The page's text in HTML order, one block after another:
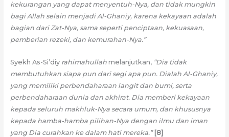
kekurangan yang dapat menyentuh-Nya, dan tidak mungkin
bagi Allah selain menjadi Al-Ghaniy, karena kekayaan adalah
bagian dari Zat-Nya, sama seperti penciptaan, kekuasaan,
pemberian rezeki, dan kemurahan-Nya.”
Syekh As-Si’diy rahimahullahmelanjutkan, “Dia tidak
membutuhkan siapa pun dari segi apa pun. Dialah Al-Ghaniy,
yang memiliki perbendaharaan langit dan bumi, serta
perbendaharaan dunia dan akhirat. Dia memberi kekayaan
kepada seluruh makhluk-Nya secara umum, dan khususnya
kepada hamba-hamba pilihan-Nya dengan ilmu dan iman
yang Dia curahkan ke dalam hati mereka.” [8]